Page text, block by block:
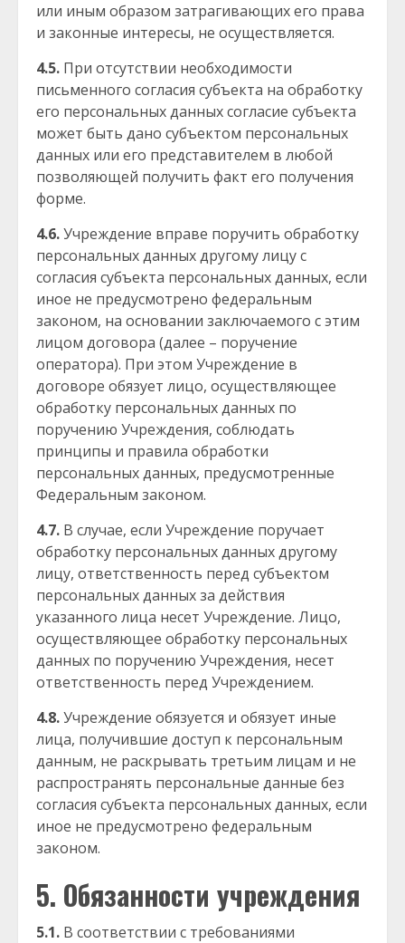
или иным образом затрагивающих его права
и законные интересы, не осуществляется.
4.5. При отсутствии необходимости
письменного согласия субъекта на обработку
его персональных данных согласие субъекта
может быть дано субъектом персональных
данных или его представителем в любой
позволяющей получить факт его получения
форме.
4.6.Учреждение вправе поручить обработку
персональных данных другому лицу с
согласия субъекта персональных данных, если
иное не предусмотрено федеральным
законом, на основании заключаемого с этим
лицом договора (далее – поручение
оператора). При этом Учреждение в
договоре обязует лицо, осуществляющее
обработку персональных данных по
поручению Учреждения, соблюдать
принципы и правила обработки
персональных данных, предусмотренные
Федеральным законом.
4.7. В случае, если Учреждение поручает
обработку персональных данных другому
лицу, ответственность перед субъектом
персональных данных за действия
указанного лица несет Учреждение. Лицо,
осуществляющее обработку персональных
данных по поручению Учреждения, несет
ответственность перед Учреждением.
4.8.Учреждение обязуется и обязует иные
лица, получившие доступ к персональным
данным, не раскрывать третьим лицам и не
распространять персональные данные без
согласия субъекта персональных данных, если
иное не предусмотрено федеральным
законом.
5. Обязанности учреждения
5.1. В соответствии с требованиями